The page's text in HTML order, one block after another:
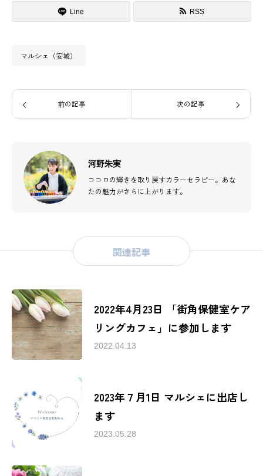
Line RSS
マルシェ（安城）
前の記事 次の記事
河野朱実
ココロの輝きを取り戻すカラーセラピー。あな
たの魅力がさらに上がります。
関連記事
2022年4月23日 「街角保健室ケア
リングカフェ」に参加します
2022.04.13
2023年７月1日 マルシェに出店し
ます
2023.05.28
目次
マルシェ情報
ご予約受付中